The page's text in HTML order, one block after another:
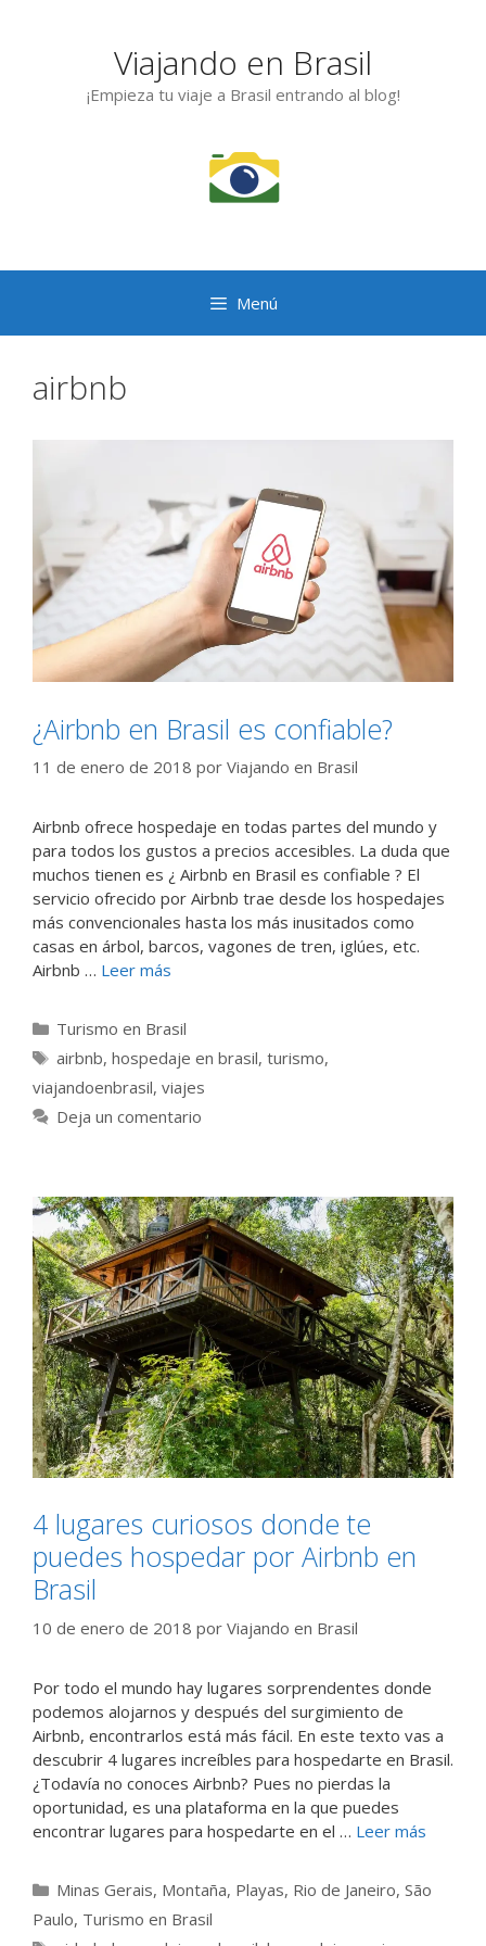
Viajando en Brasil
¡Empieza tu viaje a Brasil entrando al blog!
Menú
airbnb
¿Airbnb en Brasil es confiable?
11 de enero de 2018 por Viajando en Brasil
Airbnb ofrece hospedaje en todas partes del mundo y
para todos los gustos a precios accesibles. La duda que
muchos tienen es ¿ Airbnb en Brasil es confiable ? El
servicio ofrecido por Airbnb trae desde los hospedajes
más convencionales hasta los más inusitados como
casas en árbol, barcos, vagones de tren, iglúes, etc.
Airbnb … Leer más
Categorías
Turismo en Brasil
Etiquetas
airbnb, hospedaje en brasil, turismo,
viajandoenbrasil, viajes
Deja un comentario
4 lugares curiosos donde te
puedes hospedar por Airbnb en
Brasil
10 de enero de 2018 por Viajando en Brasil
Por todo el mundo hay lugares sorprendentes donde
podemos alojarnos y después del surgimiento de
Airbnb, encontrarlos está más fácil. En este texto vas a
descubrir 4 lugares increíbles para hospedarte en Brasil.
¿Todavía no conoces Airbnb? Pues no pierdas la
oportunidad, es una plataforma en la que puedes
encontrar lugares para hospedarte en el … Leer más
Categorías
Minas Gerais, Montaña, Playas, Rio de Janeiro, São
Paulo, Turismo en Brasil